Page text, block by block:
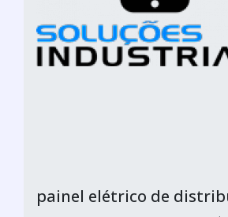
painel elétrico de